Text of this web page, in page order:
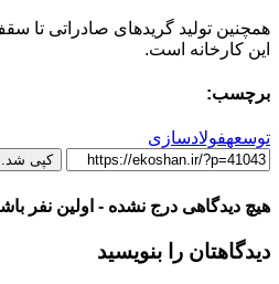
این کارخانه است.
برچسب:
توسعهفولادسازی
کپی شد.
هیچ دیدگاهی درج نشده - اولین نفر
دیدگاهتان را بنویسید